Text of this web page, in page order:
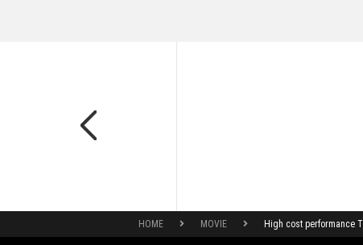
HOME MOVIE High cost performance